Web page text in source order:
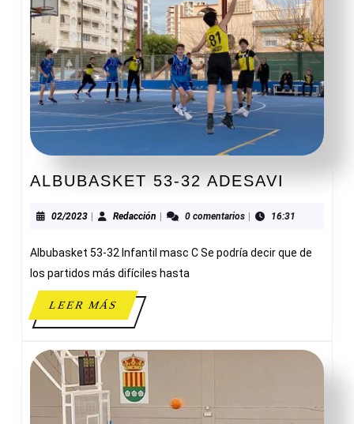
ALBUBASKET 53-32 ADESAVI
32
02/202302/2023
| Redacción Redacción
| 0 comentarios | 16:31
Albubasket 53-32 Infantil masc C Se podría decir que de
los partidos más difíciles hasta
LEER MÁSLEER
MÁS